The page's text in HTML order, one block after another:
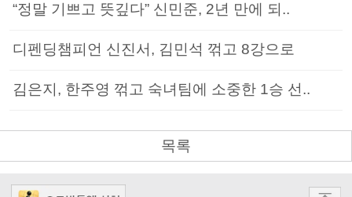
“정말 기쁘고 뜻깊다” 신민준, 2년 만에 되..
디펜딩챔피언 신진서, 김민석 꺾고 8강으로
김은지, 한주영 꺾고 숙녀팀에 소중한 1승 선..
목록